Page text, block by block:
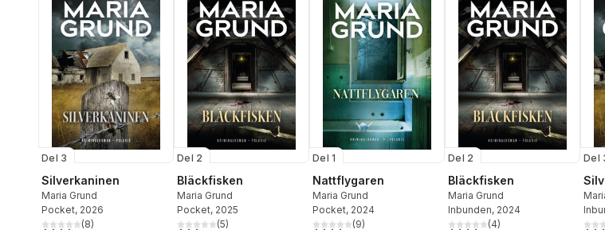
Del 3
Silverkaninen
Maria Grund
Pocket, 2026
(8)
Del 2
Bläckfisken
Maria Grund
Pocket, 2025
(5)
Del 1
Nattflygaren
Maria Grund
Pocket, 2024
(9)
Del 2
Bläckfisken
Maria Grund
Inbunden, 2024
(4)
Del